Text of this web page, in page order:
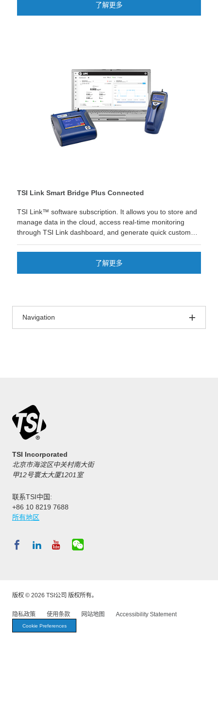
了解更多
TSI Link Smart Bridge Plus Connected
TSI Link™ software subscription. It allows you to store and
manage data in the cloud, access real-time monitoring
through TSI Link dashboard, and generate quick custom
reports in Excel®.
了解更多
Navigation
TSI Incorporated
北京市海淀区中关村南大街
甲12号寰太大厦1201室
联系TSI中国:
+86 10 8219 7688
所有地区
版权 © 2026 TSI公司 版权所有。
隐私政策 使用条款 网站地图 Accessibility Statement
Cookie Preferences